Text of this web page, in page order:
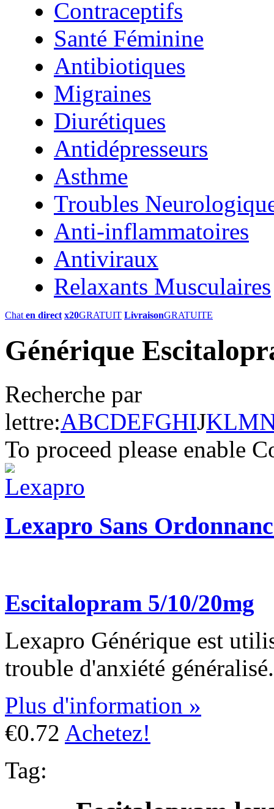
Contraceptifs
Santé Féminine
Antibiotiques
Migraines
Diurétiques
Antidépresseurs
Asthme
Troubles
Anti-inflammatoires
Antiviraux
Relaxants Musculaires
Chat en direct x20GRATUIT LivraisonGRATUITE
Générique
Recherche par
lettre:ABCDEFGHIJKLM
To proceed please enable
Lexapro Sans
Escitalopram 5/10/20mg
Lexapro Générique est
trouble d'anxiété généralisé.
Plus d'information »
€0.72 Achetez!
Tag: